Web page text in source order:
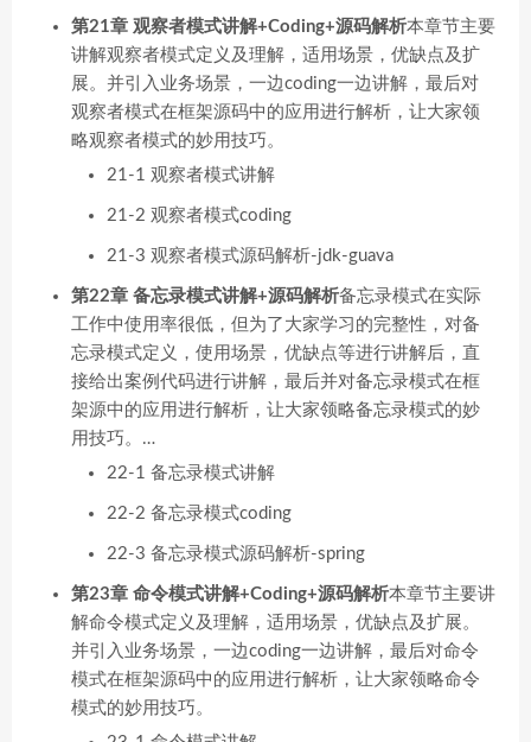
第21章 观察者模式讲解+Coding+源码解析本章节主要
讲解观察者模式定义及理解，适用场景，优缺点及扩
展。并引入业务场景，一边coding一边讲解，最后对
观察者模式在框架源码中的应用进行解析，让大家领
略观察者模式的妙用技巧。
21-1 观察者模式讲解
21-2 观察者模式coding
21-3 观察者模式源码解析-jdk-guava
第22章 备忘录模式讲解+源码解析备忘录模式在实际
工作中使用率很低，但为了大家学习的完整性，对备
忘录模式定义，使用场景，优缺点等进行讲解后，直
接给出案例代码进行讲解，最后并对备忘录模式在框
架源中的应用进行解析，让大家领略备忘录模式的妙
用技巧。…
22-1 备忘录模式讲解
22-2 备忘录模式coding
22-3 备忘录模式源码解析-spring
第23章 命令模式讲解+Coding+源码解析本章节主要讲
解命令模式定义及理解，适用场景，优缺点及扩展。
并引入业务场景，一边coding一边讲解，最后对命令
模式在框架源码中的应用进行解析，让大家领略命令
模式的妙用技巧。